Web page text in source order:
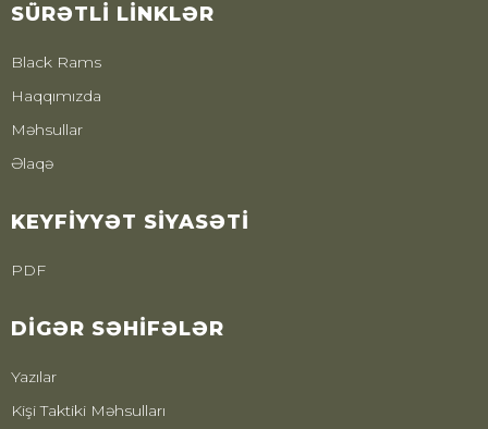
SÜRƏTLI LINKLƏR
Black Rams
Haqqımızda
Məhsullar
Əlaqə
KEYFIYYƏT SIYASƏTI
PDF
DIGƏR SƏHIFƏLƏR
Yazılar
Kişi Taktiki Məhsulları